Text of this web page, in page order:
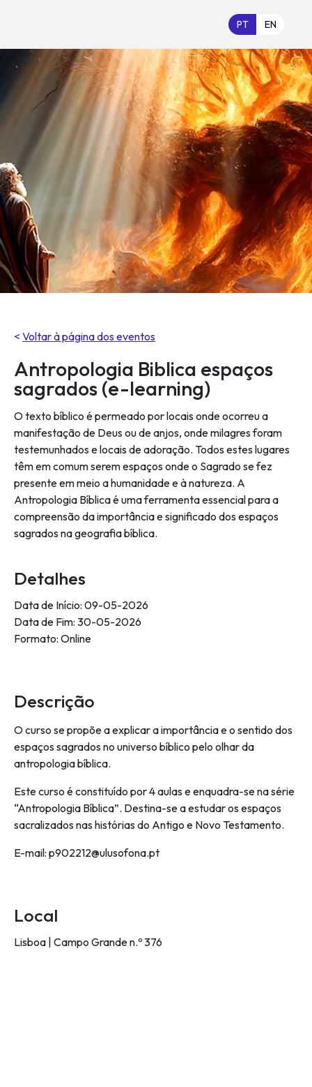
PT EN
< Voltar à página dos eventos
Antropologia Biblica espaços
sagrados (e-learning)
O texto bíblico é permeado por locais onde ocorreu a
manifestação de Deus ou de anjos, onde milagres foram
testemunhados e locais de adoração. Todos estes lugares
têm em comum serem espaços onde o Sagrado se fez
presente em meio a humanidade e à natureza. A
Antropologia Bíblica é uma ferramenta essencial para a
compreensão da importância e significado dos espaços
sagrados na geografia bíblica.
Detalhes
Data de Início: 09-05-2026
Data de Fim: 30-05-2026
Formato: Online
Descrição
O curso se propõe a explicar a importância e o sentido dos
espaços sagrados no universo bíblico pelo olhar da
antropologia bíblica.
Este curso é constituído por 4 aulas e enquadra-se na série
“Antropologia Bíblica”. Destina-se a estudar os espaços
sacralizados nas histórias do Antigo e Novo Testamento.
E-mail: p902212@ulusofona.pt
Local
Lisboa | Campo Grande n.º 376